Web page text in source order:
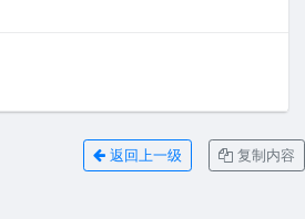
返回上一级 复制内容